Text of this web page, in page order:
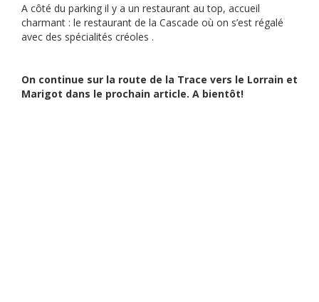
A côté du parking il y a un restaurant au top, accueil
charmant : le restaurant de la Cascade où on s’est régalé
avec des spécialités créoles .
On continue sur la route de la Trace vers le Lorrain et
Marigot dans le prochain article. A bientôt!